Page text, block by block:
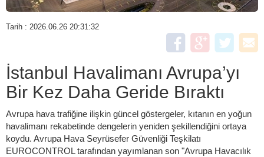
Tarih : 2026.06.26 20:31:32
İstanbul Havalimanı Avrupa’yı
Bir Kez Daha Geride Bıraktı
Avrupa hava trafiğine ilişkin güncel göstergeler, kıtanın en yoğun
havalimanı rekabetinde dengelerin yeniden şekillendiğini ortaya
koydu. Avrupa Hava Seyrüsefer Güvenliği Teşkilatı
EUROCONTROL tarafından yayımlanan son "Avrupa Havacılık